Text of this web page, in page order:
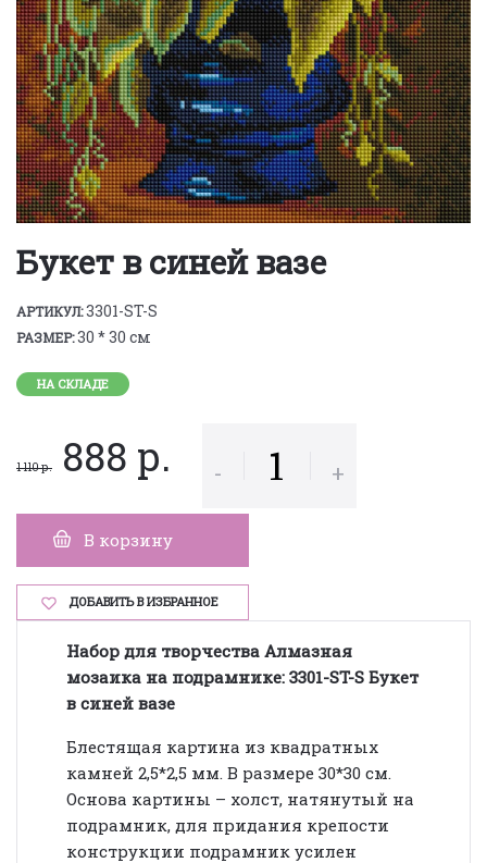
Букет в синей вазе
АРТИКУЛ:3301-ST-S
РАЗМЕР:30 * 30 см
НА СКЛАДЕ
1 110 р. 888 р. - +
В корзину
ДОБАВИТЬ В ИЗБРАННОЕ
Набор для творчества Алмазная
мозаика на подрамнике: 3301-ST-S Букет
в синей вазе
Блестящая картина из квадратных
камней 2,5*2,5 мм. В размере 30*30 см.
Основа картины – холст, натянутый на
подрамник, для придания крепости
конструкции подрамник усилен